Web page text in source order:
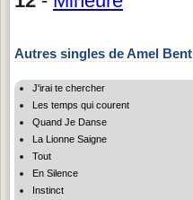
Autres singles de Amel Bent
J'irai te chercher
Les temps qui courent
Quand Je Danse
La Lionne Saigne
Tout
En Silence
Instinct